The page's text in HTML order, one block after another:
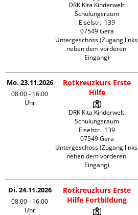
DRK Kita Kinderwelt
Schulungsraum
Eiselstr.  139
07549 Gera
Untergeschoss (Zugang links
neben dem vorderen
Eingang)
Mo. 23.11.2026
08:00 - 16:00
Uhr
Rotkreuzkurs Erste
Hilfe
DRK Kita Kinderwelt
Schulungsraum
Eiselstr.  139
07549 Gera
Untergeschoss (Zugang links
neben dem vorderen
Eingang)
Di. 24.11.2026
08:00 - 16:00
Uhr
Rotkreuzkurs Erste
Hilfe Fortbildung